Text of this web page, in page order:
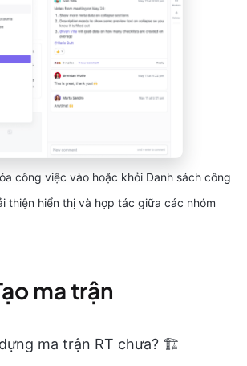
công việc vào hoặc khỏi Danh sách công
thiện hiển thị và hợp tác giữa các nhóm
ma trận
ma trận RT chưa? 🏗️